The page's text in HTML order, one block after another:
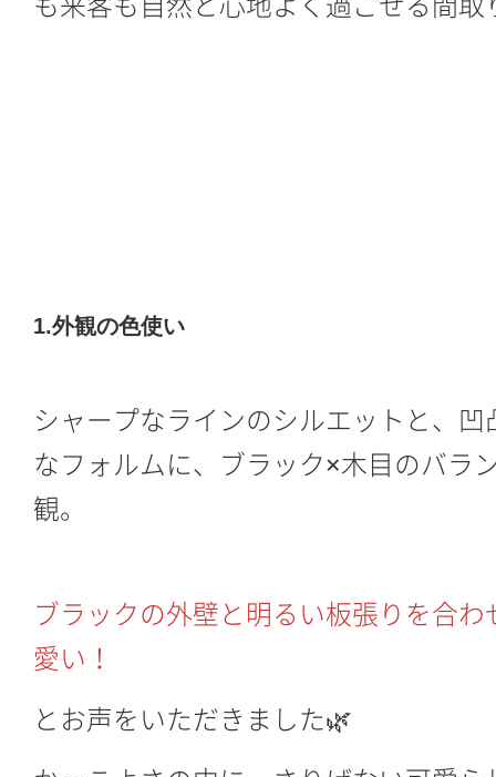
1.外観の色使い
シャープなラインのシルエットと、
なフォルムに、ブラック×木目のバラ
観。
ブラックの外壁と明るい板張りを合
愛い！
とお声をいただきました🌿